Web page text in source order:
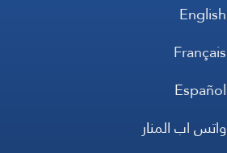
English
Français
Español
واتس اب المنار